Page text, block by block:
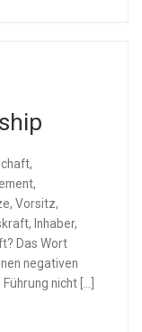
Vorsitz,
Inhaber,
Das Wort
negativen
nicht […]